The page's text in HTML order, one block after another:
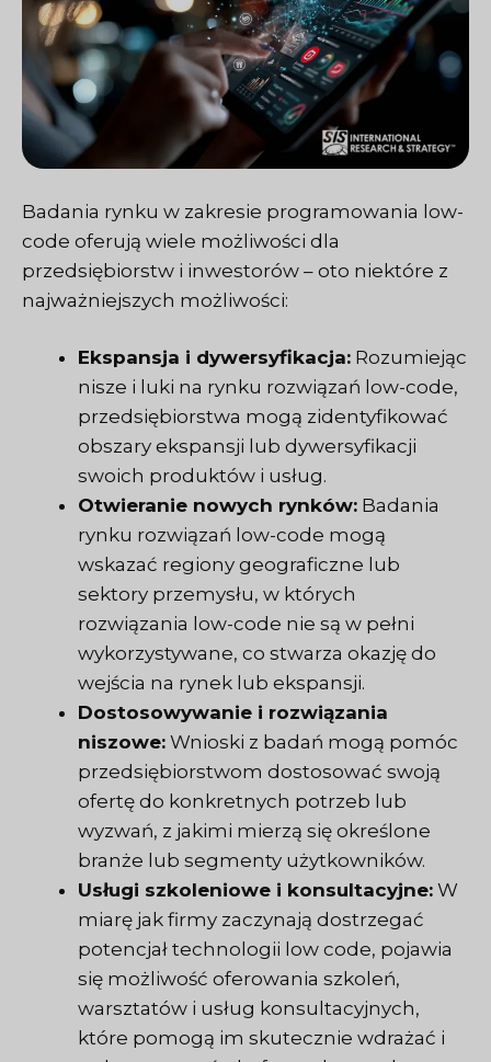
Badania rynku w zakresie programowania low-
code oferują wiele możliwości dla
przedsiębiorstw i inwestorów – oto niektóre z
najważniejszych możliwości:
Ekspansja i dywersyfikacja: Rozumiejąc
nisze i luki na rynku rozwiązań low-code,
przedsiębiorstwa mogą zidentyfikować
obszary ekspansji lub dywersyfikacji
swoich produktów i usług.
Otwieranie nowych rynków: Badania
rynku rozwiązań low-code mogą
wskazać regiony geograficzne lub
sektory przemysłu, w których
rozwiązania low-code nie są w pełni
wykorzystywane, co stwarza okazję do
wejścia na rynek lub ekspansji.
Dostosowywanie i rozwiązania
niszowe: Wnioski z badań mogą pomóc
przedsiębiorstwom dostosować swoją
ofertę do konkretnych potrzeb lub
wyzwań, z jakimi mierzą się określone
branże lub segmenty użytkowników.
Usługi szkoleniowe i konsultacyjne: W
miarę jak firmy zaczynają dostrzegać
potencjał technologii low code, pojawia
się możliwość oferowania szkoleń,
warsztatów i usług konsultacyjnych,
które pomogą im skutecznie wdrażać i